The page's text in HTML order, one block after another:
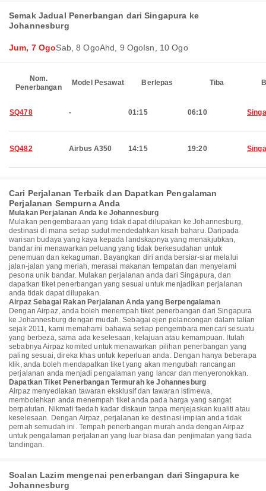
Semak Jadual Penerbangan dari Singapura ke
Johannesburg
Jum, 7 OgoSab, 8 OgoAhd, 9 OgoIsn, 10 Ogo
Nom.
Penerbangan
Model Pesawat Berlepas Tiba
SQ478 - 01:15 06:10
SQ482 Airbus A350 14:15 19:20
Cari Perjalanan Terbaik dan Dapatkan Pengalaman
Perjalanan Sempurna Anda
Mulakan Perjalanan Anda ke Johannesburg
Mulakan pengembaraan yang tidak dapat dilupakan ke Johannesburg,
destinasi di mana setiap sudut mendedahkan kisah baharu. Daripada
warisan budaya yang kaya kepada landskapnya yang menakjubkan,
bandar ini menawarkan peluang yang tidak berkesudahan untuk
penemuan dan kekaguman. Bayangkan diri anda bersiar-siar melalui
jalan-jalan yang meriah, merasai makanan tempatan dan menyelami
pesona unik bandar. Mulakan perjalanan anda dari Singapura, dan
dapatkan tiket penerbangan yang sesuai untuk menjadikan perjalanan
anda tidak dapat dilupakan.
Airpaz Sebagai Rakan Perjalanan Anda yang Berpengalaman
Dengan Airpaz, anda boleh menempah tiket penerbangan dari Singapura
ke Johannesburg dengan mudah. Sebagai ejen pelancongan dalam talian
sejak 2011, kami memahami bahawa setiap pengembara mencari sesuatu
yang berbeza, sama ada keselesaan, kelajuan atau kemampuan. Itulah
sebabnya Airpaz komited untuk menawarkan pilihan penerbangan yang
paling sesuai, direka khas untuk keperluan anda. Dengan hanya beberapa
klik, anda boleh mendapatkan tiket yang akan mengubah rancangan
perjalanan anda menjadi pengalaman yang lancar dan menyeronokkan.
Dapatkan Tiket Penerbangan Termurah ke Johannesburg
Airpaz menyediakan tawaran eksklusif dan tawaran istimewa,
membolehkan anda menempah tiket anda pada harga yang sangat
berpatutan. Nikmati faedah kadar diskaun tanpa menjejaskan kualiti atau
keselesaan. Dengan Airpaz, perjalanan ke destinasi impian anda tidak
pernah semudah ini. Tempah penerbangan murah anda dengan Airpaz
untuk pengalaman perjalanan yang luar biasa dan penjimatan yang tiada
tandingan.
Soalan Lazim mengenai penerbangan dari Singapura ke
Johannesburg